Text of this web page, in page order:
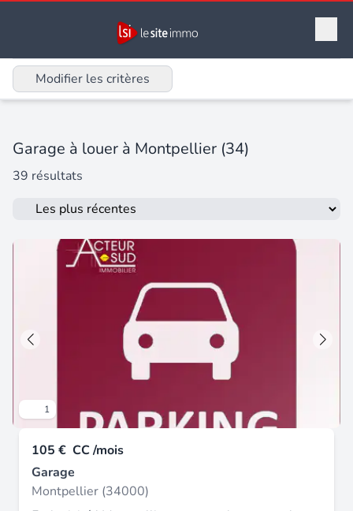
Modifier les critères
Garage à louer à Montpellier (34)
39 résultats
1
105 € CC /mois
Garage
Montpellier (34000)